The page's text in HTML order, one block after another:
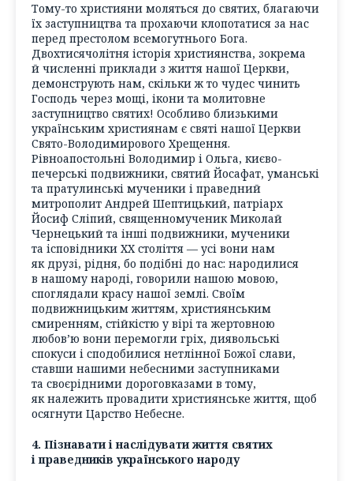
Тому-то християни моляться до святих, благаючи
їх заступництва та прохаючи клопотатися за нас
перед престолом всемогутнього Бога.
Двохтисячолітня історія християнства, зокрема
й численні приклади з життя нашої Церкви,
демонструють нам, скільки ж то чудес чинить
Господь через мощі, ікони та молитовне
заступництво святих! Особливо близькими
українським християнам є святі нашої Церкви
Свято-Володимирового Хрещення.
Рівноапостольні Володимир і Ольга, києво-
печерські подвижники, святий Йосафат, уманські
та пратулинські мученики і праведний
митрополит Андрей Шептицький, патріарх
Йосиф Сліпий, священномученик Миколай
Чернецький та інші подвижники, мученики
та ісповідники ХХ століття — усі вони нам
як друзі, рідня, бо подібні до нас: народилися
в нашому народі, говорили нашою мовою,
споглядали красу нашої землі. Своїм
подвижницьким життям, християнським
смиренням, стійкістю у вірі та жертовною
любов’ю вони перемогли гріх, диявольські
спокуси і сподобилися нетлінної Божої слави,
ставши нашими небесними заступниками
та своєрідними дороговказами в тому,
як належить провадити християнське життя, щоб
осягнути Царство Небесне.
4. Пізнавати і наслідувати життя святих
і праведників українського народу